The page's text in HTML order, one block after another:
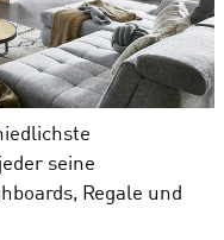
seine
Regale und